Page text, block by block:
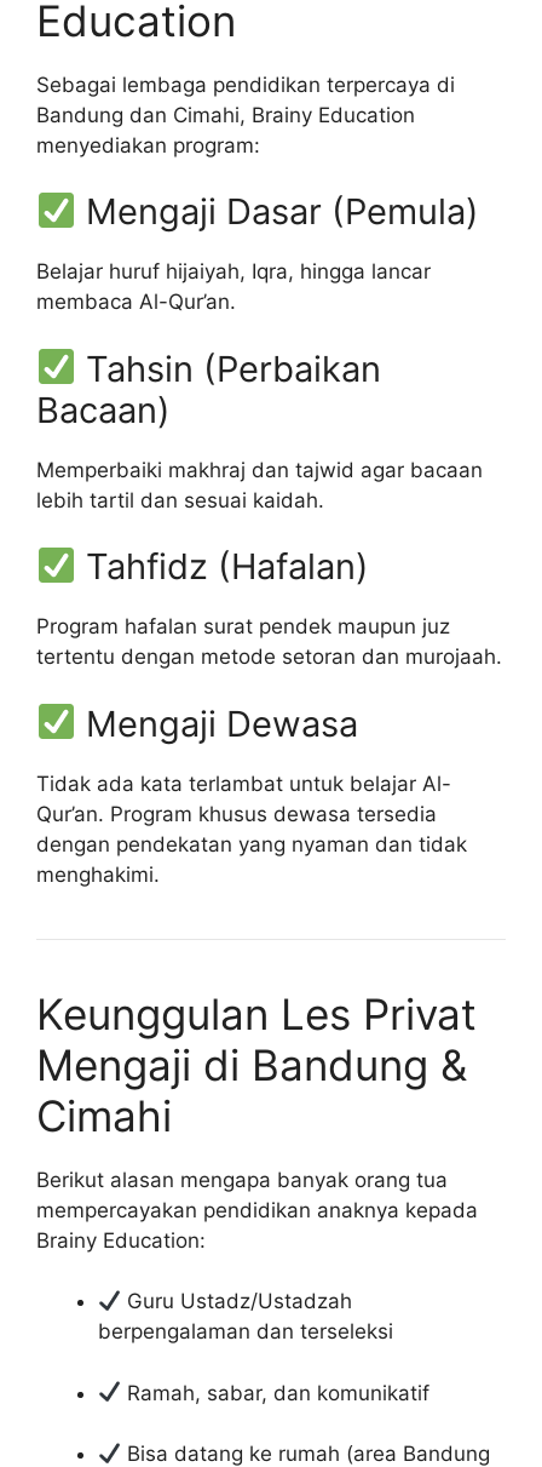
Education
Sebagai lembaga pendidikan terpercaya di
Bandung dan Cimahi, Brainy Education
menyediakan program:
Mengaji Dasar (Pemula)
Belajar huruf hijaiyah, Iqra, hingga lancar
membaca Al-Qur’an.
Tahsin (Perbaikan
Bacaan)
Memperbaiki makhraj dan tajwid agar bacaan
lebih tartil dan sesuai kaidah.
Tahfidz (Hafalan)
Program hafalan surat pendek maupun juz
tertentu dengan metode setoran dan murojaah.
Mengaji Dewasa
Tidak ada kata terlambat untuk belajar Al-
Qur’an. Program khusus dewasa tersedia
dengan pendekatan yang nyaman dan tidak
menghakimi.
Keunggulan Les Privat
Mengaji di Bandung &
Cimahi
Berikut alasan mengapa banyak orang tua
mempercayakan pendidikan anaknya kepada
Brainy Education:
Guru Ustadz/Ustadzah
berpengalaman dan terseleksi
Ramah, sabar, dan komunikatif
Bisa datang ke rumah (area Bandung